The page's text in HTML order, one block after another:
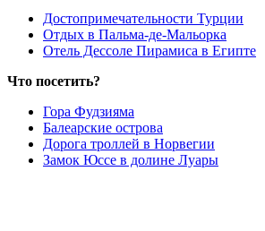
Достопримечательности Турции
Отдых в Пальма-де-Мальорка
Отель Дессоле Пирамиса в Египте
Что посетить?
Гора Фудзияма
Балеарские острова
Дорога троллей в Норвегии
Замок Юссе в долине Луары